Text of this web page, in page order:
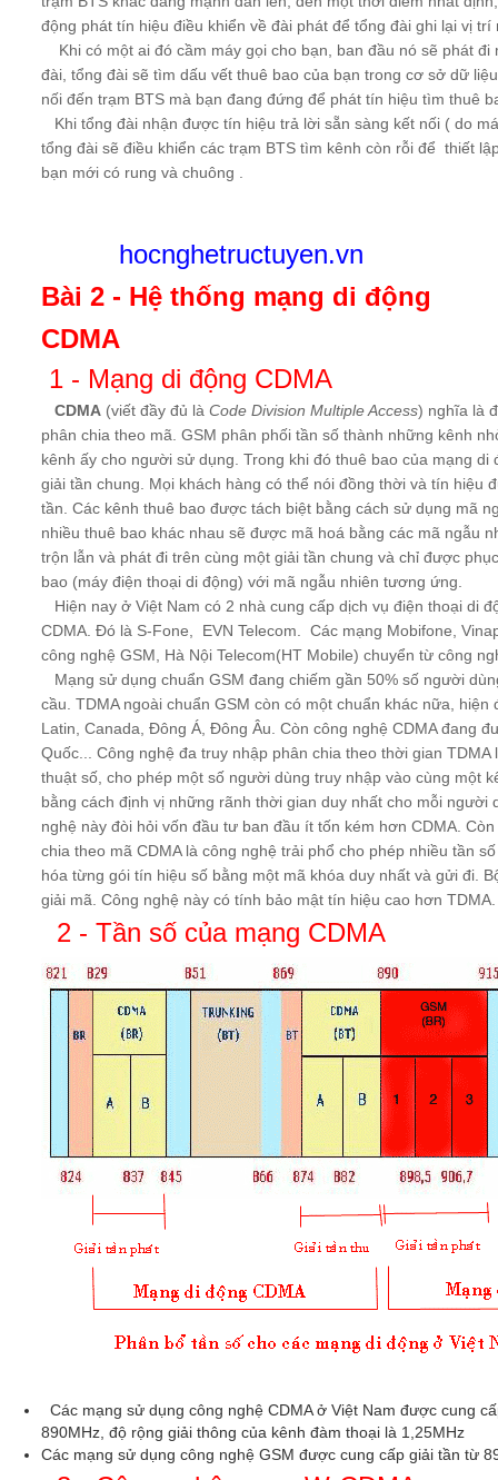
động phát tín hiệu điều khiển về đài phát để tổng đài ghi lại vị trí
Khi có một ai đó cầm máy gọi cho bạn, ban đầu nó sẽ phát đi
đài, tổng đài sẽ tìm dấu vết thuê bao của bạn trong cơ sở dữ
nối đến trạm BTS mà bạn đang đứng để phát tín hiệu tìm thuê
Khi tổng đài nhận được tín hiệu trả lời sẵn sàng kết nối ( do
tổng đài sẽ điều khiển các trạm BTS tìm kênh còn rỗi để thiết
bạn mới có rung và chuông .
hocnghetructuyen.vn
Bài 2 - Hệ thống mạng di động
CDMA
1 - Mạng di động CDMA
CDMA (viết đầy đủ là Code Division Multiple Access) nghĩa là
phân chia theo mã. GSM phân phối tần số thành những kênh
kênh ấy cho người sử dụng. Trong khi đó thuê bao của mạng di
giải tần chung. Mọi khách hàng có thể nói đồng thời và tín hiệu
tần. Các kênh thuê bao được tách biệt bằng cách sử dụng mã
nhiều thuê bao khác nhau sẽ được mã hoá bằng các mã ngẫu
trộn lẫn và phát đi trên cùng một giải tần chung và chỉ được
bao (máy điện thoại di động) với mã ngẫu nhiên tương ứng.
Hiện nay ở Việt Nam có 2 nhà cung cấp dịch vụ điện thoại di
CDMA. Đó là S-Fone, EVN Telecom. Các mạng Mobifone,
công nghệ GSM, Hà Nội Telecom(HT Mobile) chuyển từ công
Mạng sử dụng chuẩn GSM đang chiếm gần 50% số người
cầu. TDMA ngoài chuẩn GSM còn có một chuẩn khác nữa,
Latin, Canada, Đông Á, Đông Âu. Còn công nghệ CDMA đang
Quốc... Công nghệ đa truy nhập phân chia theo thời gian TDMA
thuật số, cho phép một số người dùng truy nhập vào cùng một
bằng cách định vị những rãnh thời gian duy nhất cho mỗi người
nghệ này đòi hỏi vốn đầu tư ban đầu ít tốn kém hơn CDMA.
chia theo mã CDMA là công nghệ trải phổ cho phép nhiều tần
hóa từng gói tín hiệu số bằng một mã khóa duy nhất và gửi đi.
giải mã. Công nghệ này có tính bảo mật tín hiệu cao hơn TDMA.
2 - Tần số của mạng CDMA
Các mạng sử dụng công nghệ CDMA ở Việt Nam được cung
890MHz, độ rộng giải thông của kênh đàm thoại là 1,25MHz
Các mạng sử dụng công nghệ GSM được cung cấp giải tần từ